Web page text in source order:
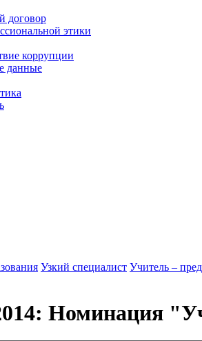
договор
этики
коррупции
данные
Узкий специалист Учитель –
Номинация